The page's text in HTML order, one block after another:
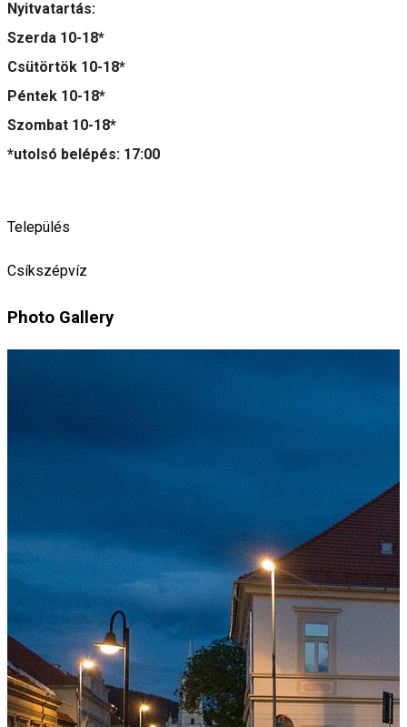
Nyitvatartás:
Szerda 10-18*
Csütörtök 10-18*
Péntek 10-18*
Szombat 10-18*
*utolsó belépés: 17:00
Település
Csíkszépvíz
Photo Gallery